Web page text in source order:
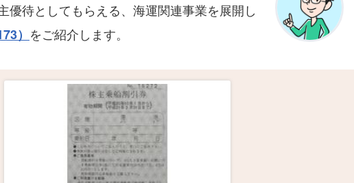
優待としてもらえる、海運関連事業を展開し
） をご紹介します。